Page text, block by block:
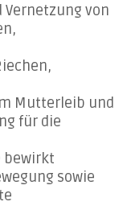
Vernetzung von
Mutterleib und
für die
bewirkt
sowie